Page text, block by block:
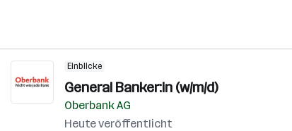
Einblicke
General Banker:in (w/m/d)
Oberbank AG
Heute veröffentlicht